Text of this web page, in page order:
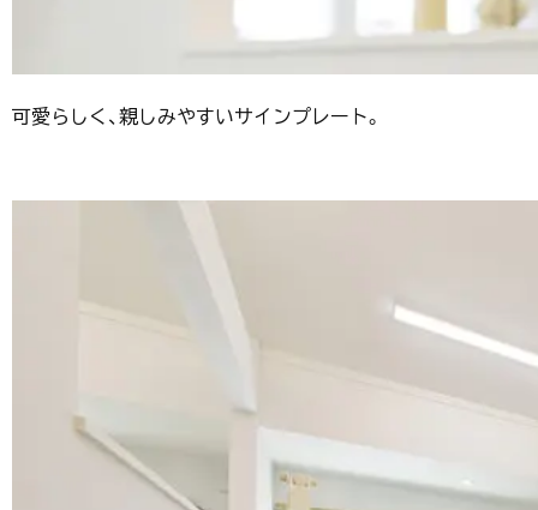
可愛らしく、親しみやすいサインプレート。